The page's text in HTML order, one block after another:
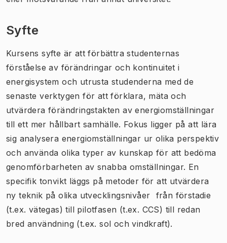
Syfte
Kursens syfte är att förbättra studenternas
förståelse av förändringar och kontinuitet i
energisystem och utrusta studenderna med de
senaste verktygen för att förklara, mäta och
utvärdera förändringstakten av energiomställningar
till ett mer hållbart samhälle. Fokus ligger på att lära
sig analysera energiomställningar ur olika perspektiv
och använda olika typer av kunskap för att bedöma
genomförbarheten av snabba omställningar. En
specifik tonvikt läggs på metoder för att utvärdera
ny teknik på olika utvecklingsnivåer  från förstadie
(t.ex. vätegas) till pilotfasen (t.ex. CCS) till redan
bred användning (t.ex. sol och vindkraft).